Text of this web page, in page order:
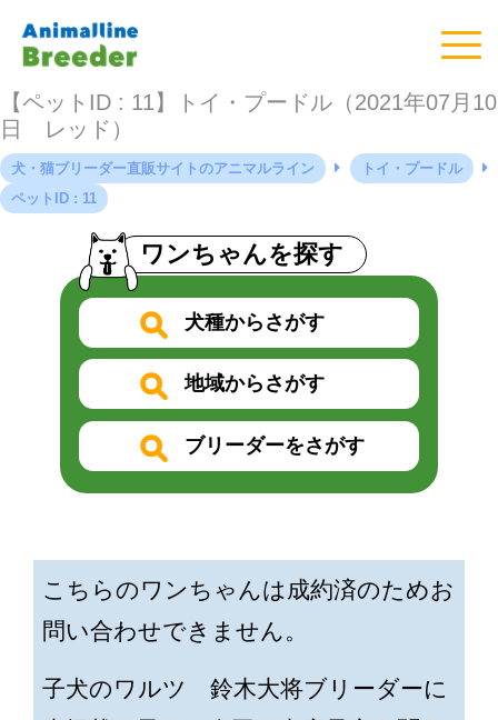
【ペットID : 11】トイ・プードル（2021年07月10
日 レッド）
犬・猫ブリーダー直販サイトのアニマルライン
トイ・プードル
ペットID : 11
ワンちゃんを探す
犬種からさがす
地域からさがす
ブリーダーをさがす
こちらのワンちゃんは成約済のためお
問い合わせできません。
子犬のワルツ 鈴木大将ブリーダーに